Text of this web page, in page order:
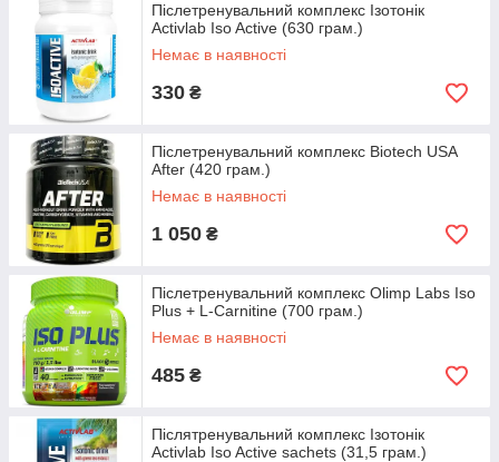
Післетренувальний комплекс Ізотонік
Activlab Iso Active (630 грам.)
Немає в наявності
330 ₴
Післетренувальний комплекс Biotech USA
After (420 грам.)
Немає в наявності
1 050 ₴
Післетренувальний комплекс Olimp Labs Iso
Plus + L-Carnitine (700 грам.)
Немає в наявності
485 ₴
Післятренувальний комплекс Ізотонік
Activlab Iso Active sachets (31,5 грам.)